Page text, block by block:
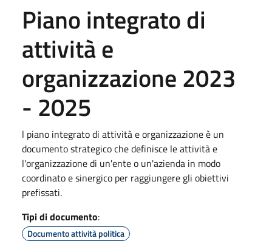
Piano integrato di
attività e
organizzazione 2023
- 2025
l piano integrato di attività e organizzazione è un
documento strategico che definisce le attività e
l'organizzazione di un'ente o un'azienda in modo
coordinato e sinergico per raggiungere gli obiettivi
prefissati.
Tipi di documento:
Documento attività politica